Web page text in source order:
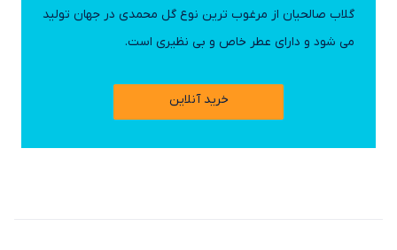
گلاب صالحیان از مرغوب ترین نوع گل محمدی در جهان تولید
می شود و دارای عطر خاص و بی نظیری است.
خرید آنلاین